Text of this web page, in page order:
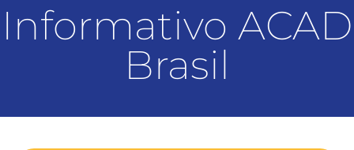
Informativo ACAD
Brasil